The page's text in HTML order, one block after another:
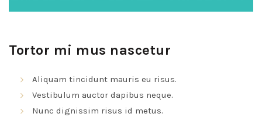
Tortor mi mus nascetur
Aliquam tincidunt mauris eu risus.
Vestibulum auctor dapibus neque.
Nunc dignissim risus id metus.